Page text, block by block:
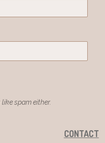
spam either.
CONTACT